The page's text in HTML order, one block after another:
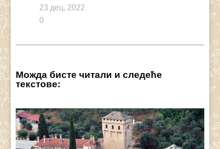
23 дец, 2022
0
Можда бисте читали и следеће
текстове: